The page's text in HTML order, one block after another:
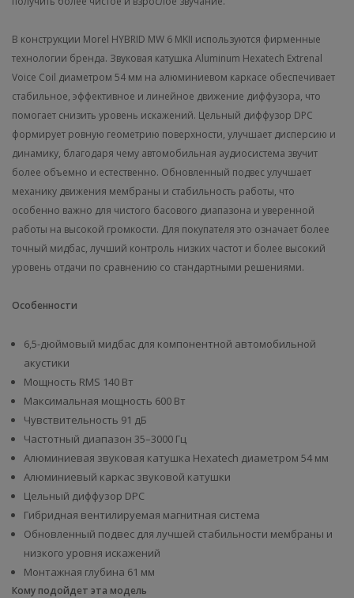
В конструкции Morel HYBRID MW 6 MKII используются фирменные
технологии бренда. Звуковая катушка Aluminum Hexatech Extrenal
Voice Coil диаметром 54 мм на алюминиевом каркасе обеспечивает
стабильное, эффективное и линейное движение диффузора, что
помогает снизить уровень искажений. Цельный диффузор DPC
формирует ровную геометрию поверхности, улучшает дисперсию и
динамику, благодаря чему автомобильная аудиосистема звучит
более объемно и естественно. Обновленный подвес улучшает
механику движения мембраны и стабильность работы, что
особенно важно для чистого басового диапазона и уверенной
работы на высокой громкости. Для покупателя это означает более
точный мидбас, лучший контроль низких частот и более высокий
уровень отдачи по сравнению со стандартными решениями.
Особенности
6,5-дюймовый мидбас для компонентной автомобильной
акустики
Мощность RMS 140 Вт
Максимальная мощность 600 Вт
Чувствительность 91 дБ
Частотный диапазон 35–3000 Гц
Алюминиевая звуковая катушка Hexatech диаметром 54 мм
Алюминиевый каркас звуковой катушки
Цельный диффузор DPC
Гибридная вентилируемая магнитная система
Обновленный подвес для лучшей стабильности мембраны и
низкого уровня искажений
Монтажная глубина 61 мм
Кому подойдет эта модель